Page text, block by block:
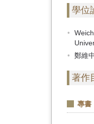
學位
鄭維
著作
專書